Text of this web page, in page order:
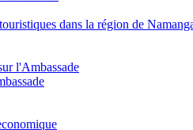
dans la région de
l'Ambassade